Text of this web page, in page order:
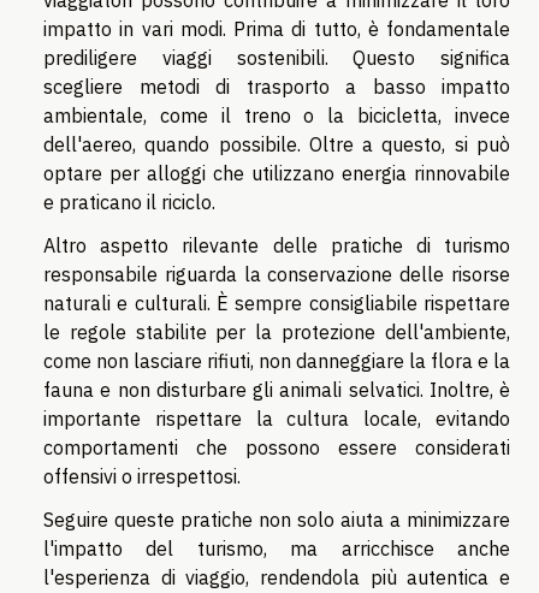
impatto in vari modi. Prima di tutto, è fondamentale
prediligere viaggi sostenibili. Questo significa
scegliere metodi di trasporto a basso impatto
ambientale, come il treno o la bicicletta, invece
dell'aereo, quando possibile. Oltre a questo, si può
optare per alloggi che utilizzano energia rinnovabile
e praticano il riciclo.
Altro aspetto rilevante delle pratiche di turismo
responsabile riguarda la conservazione delle risorse
naturali e culturali. È sempre consigliabile rispettare
le regole stabilite per la protezione dell'ambiente,
come non lasciare rifiuti, non danneggiare la flora e la
fauna e non disturbare gli animali selvatici. Inoltre, è
importante rispettare la cultura locale, evitando
comportamenti che possono essere considerati
offensivi o irrespettosi.
Seguire queste pratiche non solo aiuta a minimizzare
l'impatto del turismo, ma arricchisce anche
l'esperienza di viaggio, rendendola più autentica e